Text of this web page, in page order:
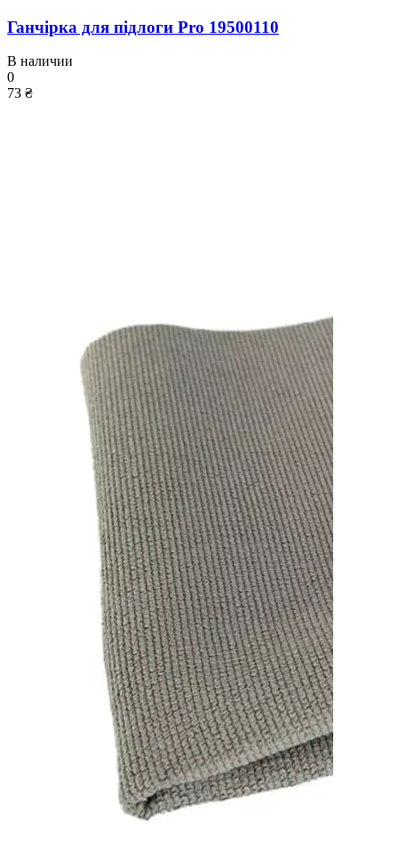
Ганчірка для підлоги Pro 19500110
В наличии
0
73 ₴